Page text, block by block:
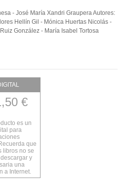
- José María Xandri Graupera Autores:
Hellín Gil - Mónica Huertas Nicolás -
González - María Isabel Tortosa
€
es un
para
que
libros no se
y
una
a Internet.